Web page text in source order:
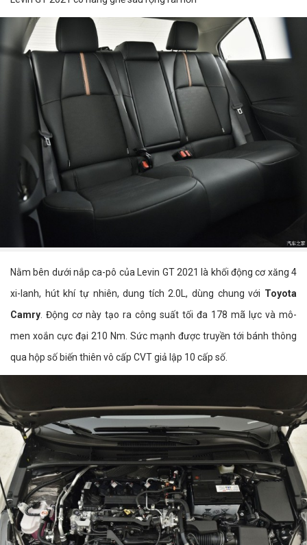
Nằm bên dưới nắp ca-pô của Levin GT 2021 là khối động cơ xăng 4
xi-lanh, hút khí tự nhiên, dung tích 2.0L, dùng chung với Toyota
Camry . Động cơ này tạo ra công suất tối đa 178 mã lực và mô-
men xoắn cực đại 210 Nm. Sức mạnh được truyền tới bánh thông
qua hộp số biến thiên vô cấp CVT giả lập 10 cấp số.